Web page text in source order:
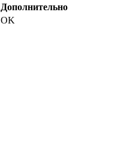
Дополнительно
OK